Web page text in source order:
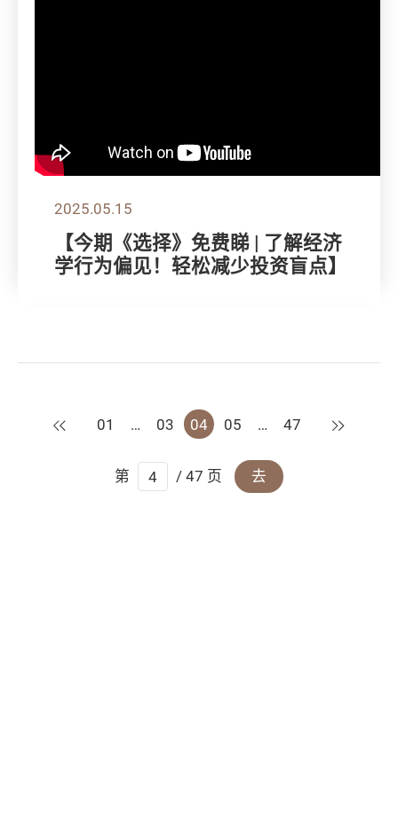
2025.05.15
【今期《选择》免费睇 | 了解经济
学行为偏见！轻松减少投资盲点】
上一页
01 … 03 04 05 … 47 下一页
第 / 47 页 去